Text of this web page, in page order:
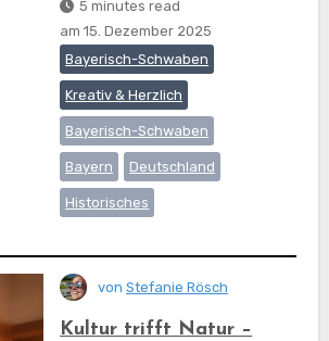
5 minutes read
am15. Dezember 2025
Bayerisch-Schwaben
Kreativ & Herzlich
Bayerisch-Schwaben
Bayern Deutschland
Historisches
Kultur trifft Natur –
vonStefanie Rösch